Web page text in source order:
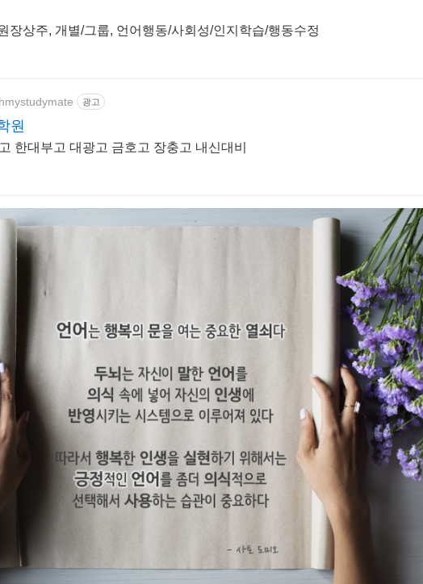
장상주, 개별/그룹, 언어행동/사회성/인지학습/행동수정
광고
원
언어 언어성동고 성수고 한대부고 대광고 금호고 장충고 내신대비